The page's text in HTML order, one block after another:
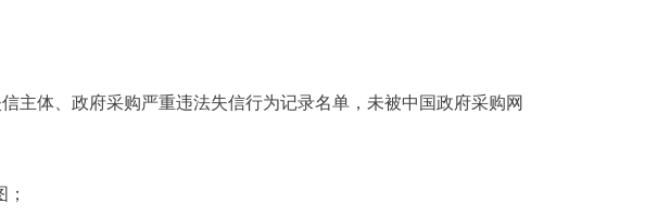
体、政府采购严重违法失信行为记录名单，未被中国政府采购网